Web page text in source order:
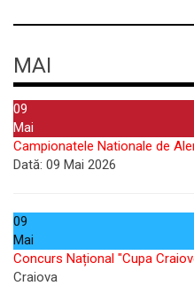
MAI
09
Mai
Campionatele Nationale de
Dată: 09 Mai 2026
09
Mai
Concurs Național "Cupa
Craiova